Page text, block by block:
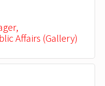
Affairs (Gallery)